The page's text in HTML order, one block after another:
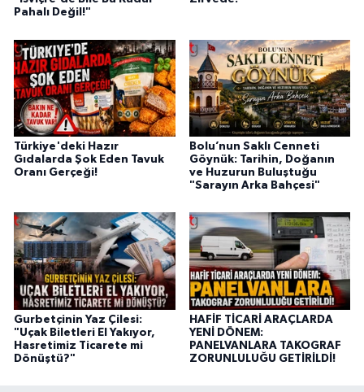
Pahalı Değil!"
Türkiye'deki Hazır
Gıdalarda Şok Eden Tavuk
Oranı Gerçeği!
Bolu’nun Saklı Cenneti
Göynük: Tarihin, Doğanın
ve Huzurun Buluştuğu
"Sarayın Arka Bahçesi"
Gurbetçinin Yaz Çilesi:
"Uçak Biletleri El Yakıyor,
Hasretimiz Ticarete mi
Dönüştü?"
HAFİF TİCARİ ARAÇLARDA
YENİ DÖNEM:
PANELVANLARA TAKOGRAF
ZORUNLULUĞU GETİRİLDİ!